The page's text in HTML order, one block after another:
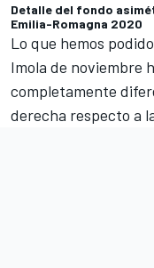
Detalle del fondo
Emilia-Romagna 2020
Lo que hemos
Imola de noviembre
completamente
derecha respecto a